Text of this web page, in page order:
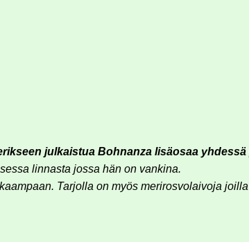
julkaistua Bohnanza lisäosaa yhdessä
linnasta jossa hän on vankina.
Tarjolla on myös merirosvolaivoja